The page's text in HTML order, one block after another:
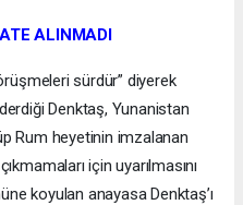
ALINMADI
sürdür” diyerek
Denktaş, Yunanistan
Rum heyetinin imzalanan
için uyarılmasını
koyulan anayasa Denktaş’ı